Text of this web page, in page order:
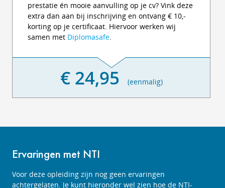
prestatie én mooie aanvulling op je cv? Vink deze
extra dan aan bij inschrijving en ontvang € 10,-
korting op je certificaat. Hiervoor werken wij
samen met Diplomasafe.
€ 24,95 (eenmalig)
Ervaringen met NTI
Voor deze opleiding zijn nog geen ervaringen
achtergelaten. Je kunt hieronder wel zien hoe de NTI-